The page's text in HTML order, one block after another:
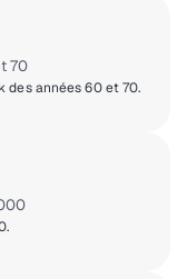
70
des années 60 et 70.